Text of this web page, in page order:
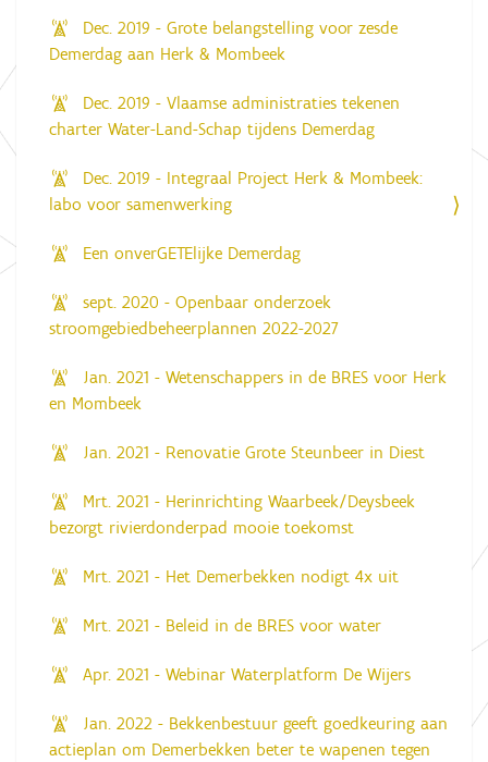
Dec. 2019 - Grote belangstelling voor zesde
Demerdag aan Herk & Mombeek
Dec. 2019 - Vlaamse administraties tekenen
charter Water-Land-Schap tijdens Demerdag
Dec. 2019 - Integraal Project Herk & Mombeek:
labo voor samenwerking
Een onverGETElijke Demerdag
sept. 2020 - Openbaar onderzoek
stroomgebiedbeheerplannen 2022-2027
Jan. 2021 - Wetenschappers in de BRES voor Herk
en Mombeek
Jan. 2021 - Renovatie Grote Steunbeer in Diest
Mrt. 2021 - Herinrichting Waarbeek/Deysbeek
bezorgt rivierdonderpad mooie toekomst
Mrt. 2021 - Het Demerbekken nodigt 4x uit
Mrt. 2021 - Beleid in de BRES voor water
Apr. 2021 - Webinar Waterplatform De Wijers
Jan. 2022 - Bekkenbestuur geeft goedkeuring aan
actieplan om Demerbekken beter te wapenen tegen